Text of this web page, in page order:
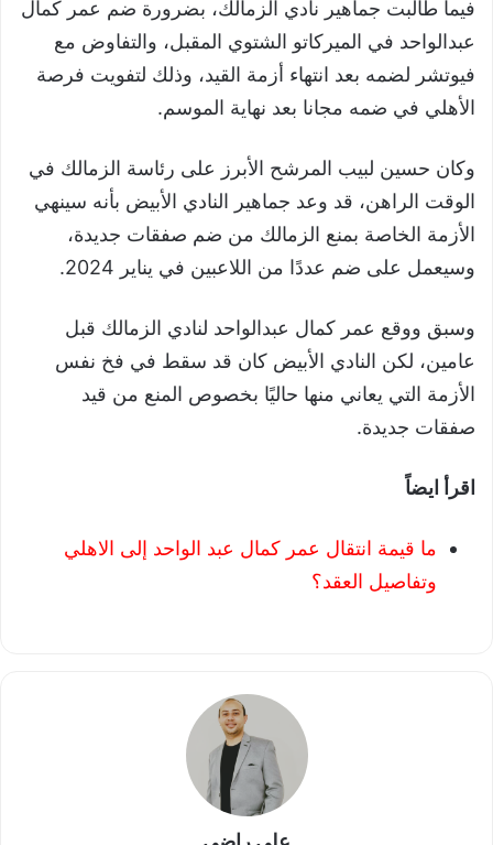
فيما طالبت جماهير نادي الزمالك، بضرورة ضم عمر كمال
عبدالواحد في الميركاتو الشتوي المقبل، والتفاوض مع
فيوتشر لضمه بعد انتهاء أزمة القيد، وذلك لتفويت فرصة
الأهلي في ضمه مجانا بعد نهاية الموسم.
وكان حسين لبيب المرشح الأبرز على رئاسة الزمالك في
الوقت الراهن، قد وعد جماهير النادي الأبيض بأنه سينهي
الأزمة الخاصة بمنع الزمالك من ضم صفقات جديدة،
وسيعمل على ضم عددًا من اللاعبين في يناير 2024.
وسبق ووقع عمر كمال عبدالواحد لنادي الزمالك قبل
عامين، لكن النادي الأبيض كان قد سقط في فخ نفس
الأزمة التي يعاني منها حاليًا بخصوص المنع من قيد
صفقات جديدة.
اقرأ ايضاً
ما قيمة انتقال عمر كمال عبد الواحد إلى الاهلي
وتفاصيل العقد؟